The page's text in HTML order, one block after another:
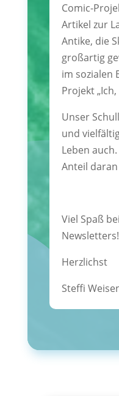
Comic-
Artikel zur
Antike, die
großartig
im sozialen
Projekt
Unser
und
Leben
Anteil
Viel Spaß
Newsletters!­­
Herzlichst
Steffi